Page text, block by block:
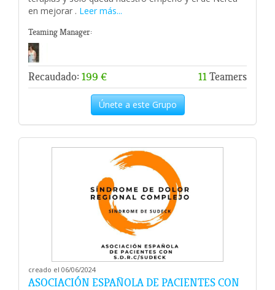
en mejorar . Leer más...
Teaming Manager:
Recaudado: 199 € 11Teamers
Únete a este Grupo
creado el 06/06/2024
ASOCIACIÓN ESPAÑOLA DE PACIENTES CON